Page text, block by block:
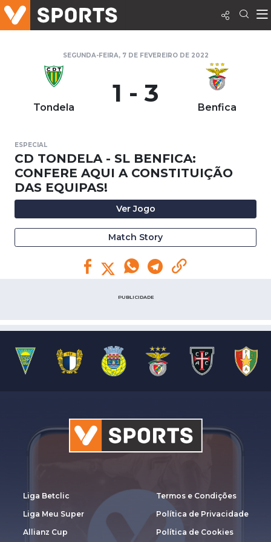
SEGUNDA-FEIRA, 7 DE FEVEREIRO DE 2022
Tondela 1 - 3 Benfica
ESPECIAL
CD TONDELA - SL BENFICA:
CONFERE AQUI A CONSTITUIÇÃO
DAS EQUIPAS!
Ver Jogo
Match Story
PUBLICIDADE
Liga Betclic
Liga Meu Super
Allianz Cup
Termos e Condições
Política de Privacidade
Política de Cookies